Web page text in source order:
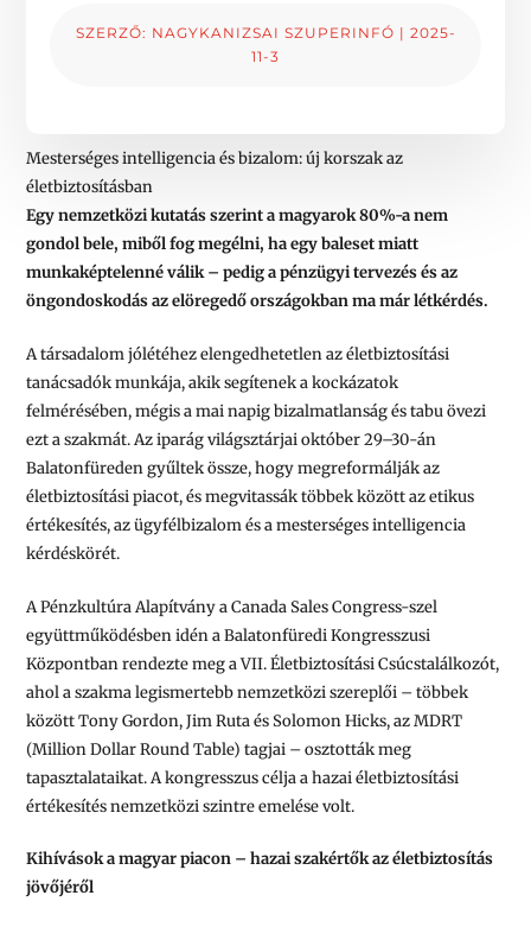
SZERZŐ: NAGYKANIZSAI SZUPERINFÓ | 2025-
11-3
Mesterséges intelligencia és bizalom: új korszak az
életbiztosításban
Egy nemzetközi kutatás szerint a magyarok 80%-a nem
gondol bele, miből fog megélni, ha egy baleset miatt
munkaképtelenné válik – pedig a pénzügyi tervezés és az
öngondoskodás az elöregedő országokban ma már létkérdés.
A társadalom jólétéhez elengedhetetlen az életbiztosítási
tanácsadók munkája, akik segítenek a kockázatok
felmérésében, mégis a mai napig bizalmatlanság és tabu övezi
ezt a szakmát. Az iparág világsztárjai október 29–30-án
Balatonfüreden gyűltek össze, hogy megreformálják az
életbiztosítási piacot, és megvitassák többek között az etikus
értékesítés, az ügyfélbizalom és a mesterséges intelligencia
kérdéskörét.
A Pénzkultúra Alapítvány a Canada Sales Congress-szel
együttműködésben idén a Balatonfüredi Kongresszusi
Központban rendezte meg a VII. Életbiztosítási Csúcstalálkozót,
ahol a szakma legismertebb nemzetközi szereplői – többek
között Tony Gordon, Jim Ruta és Solomon Hicks, az MDRT
(Million Dollar Round Table) tagjai – osztották meg
tapasztalataikat. A kongresszus célja a hazai életbiztosítási
értékesítés nemzetközi szintre emelése volt.
Kihívások a magyar piacon – hazai szakértők az életbiztosítás
jövőjéről